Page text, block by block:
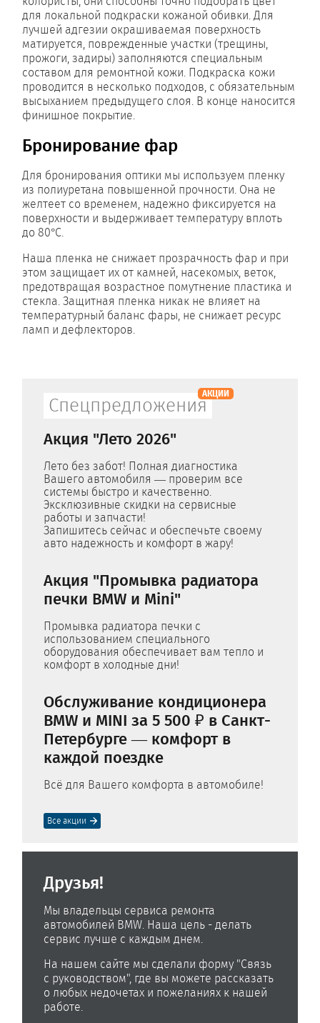
для локальной подкраски кожаной обивки. Для
лучшей адгезии окрашиваемая поверхность
матируется, поврежденные участки (трещины,
прожоги, задиры) заполняются специальным
составом для ремонтной кожи. Подкраска кожи
проводится в несколько подходов, с обязательным
высыханием предыдущего слоя. В конце наносится
финишное покрытие.
Бронирование фар
Для бронирования оптики мы используем пленку
из полиуретана повышенной прочности. Она не
желтеет со временем, надежно фиксируется на
поверхности и выдерживает температуру вплоть
до 80°C.
Наша пленка не снижает прозрачность фар и при
этом защищает их от камней, насекомых, веток,
предотвращая возрастное помутнение пластика и
стекла. Защитная пленка никак не влияет на
температурный баланс фары, не снижает ресурс
ламп и дефлекторов.
Спецпредложения
АКЦИИ
Акция "Лето 2026"
Лето без забот! Полная диагностика
Вашего автомобиля — проверим все
системы быстро и качественно.
Эксклюзивные скидки на сервисные
работы и запчасти!
Запишитесь сейчас и обеспечьте своему
авто надежность и комфорт в жару!
Акция "Промывка радиатора
печки BMW и Mini"
Промывка радиатора печки с
использованием специального
оборудования обеспечивает вам тепло и
комфорт в холодные дни!
Обслуживание кондиционера
BMW и MINI за 5 500 ₽ в Санкт-
Петербурге — комфорт в
каждой поездке
Всё для Вашего комфорта в автомобиле!
Все акции
Друзья!
Мы владельцы сервиса ремонта
автомобилей BMW. Наша цель - делать
сервис лучше с каждым днем.
На нашем сайте мы сделали форму "Связь
с руководством", где вы можете рассказать
о любых недочетах и пожеланиях к нашей
работе.